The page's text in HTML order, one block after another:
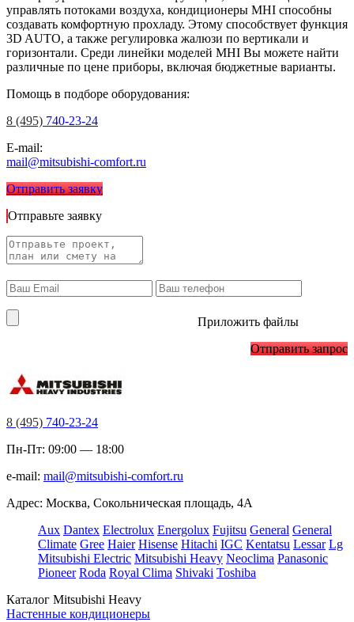
управлять потоками воздуха, кондиционеры MHI способны
создавать комфортную прохладу. Этому способствует функция
3D AUTO, а также регулировка жалюзи по вертикали и
горизонтали. Среди линейки моделей MHI Вы можете найти
различные по цене приборы, включая бюджетные варианты.
Помощь в подборе оборудования:
8 (495) 740-23-24
E-mail:
mail@mitsubishi-comfort.ru
Отправить заявку
Отправьте заявку
Приложить файлы
Отправить запрос
8 (495) 740-23-24
Пн-Пт: 09:00 — 18:00
e-mail: mail@mitsubishi-comfort.ru
Адрес: Москва, Сокольническая площадь, 4А
Aux Dantex Electrolux Energolux Fujitsu General General
Climate Gree Haier Hisense Hitachi IGC Kentatsu Lessar Lg
Mitsubishi Electric Mitsubishi Heavy Neoclima Panasonic
Pioneer Roda Royal Clima Shivaki Toshiba
Каталог Mitsubishi Heavy
Настенные кондиционеры